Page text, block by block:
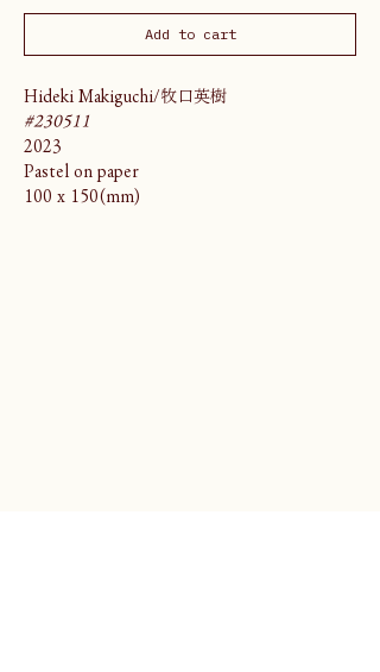
Add to cart
Hideki Makiguchi/牧口英樹
#230511
2023
Pastel on paper
100 x 150(mm)